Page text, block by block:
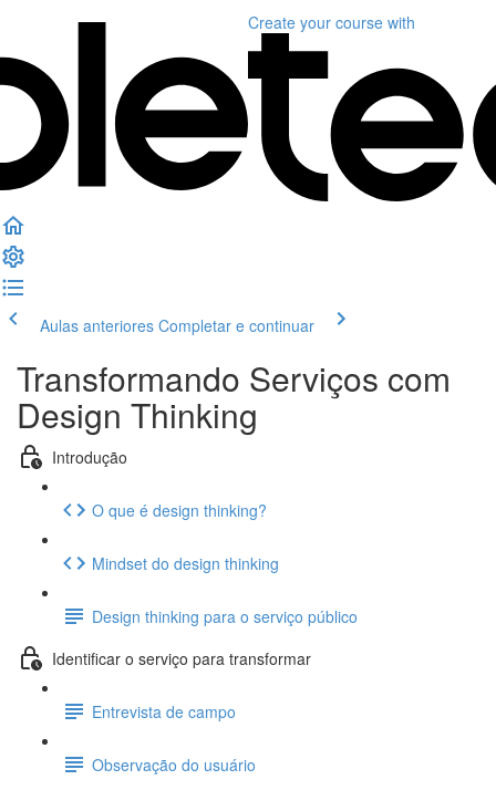
Create your course with
Aulas anteriores Completar e continuar
Transformando Serviços com
Design Thinking
Introdução
O que é design thinking?
Mindset do design thinking
Design thinking para o serviço público
Identificar o serviço para transformar
Entrevista de campo
Observação do usuário